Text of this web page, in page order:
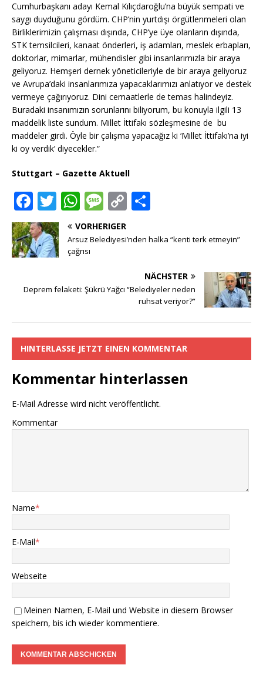
Cumhurbaşkanı adayı Kemal Kılıçdaroğlu’na büyük sempati ve
saygı duyduğunu gördüm. CHP’nin yurtdışı örgütlenmeleri olan
Birliklerimizin çalışması dışında, CHP’ye üye olanların dışında,
STK temsilcileri, kanaat önderleri, iş adamları, meslek erbapları,
doktorlar, mimarlar, mühendisler gibi insanlarımızla bir araya
geliyoruz. Hemşeri dernek yöneticileriyle de bir araya geliyoruz
ve Avrupa’daki insanlarımıza yapacaklarımızı anlatıyor ve destek
vermeye çağırıyoruz. Dini cemaatlerle de temas halindeyiz.
Buradaki insanımızın sorunlarını biliyorum, bu konuyla ilgili 13
maddelik liste sundum. Millet İttifakı sözleşmesine de bu
maddeler girdi. Öyle bir çalışma yapacağız ki ‘Millet İttifakı’na iyi
ki oy verdik’ diyecekler.“
Stuttgart – Gazette Aktuell
F
a
c
e
o
k
T
w
it
te
W
h
at
s
p
M
e
ss
e
C
p
n
le
VORHERIGER
Arsuz Belediyesi’nden halka “kenti terk etmeyin”
çağrısı
NÄCHSTER
Deprem felaketi: Şükrü Yağcı “Belediyeler neden
ruhsat veriyor?”
HINTERLASSE JETZT EINEN KOMMENTAR
Kommentar hinterlassen
E-Mail Adresse wird nicht veröffentlicht.
Kommentar
Name*
E-Mail*
Webseite
Meinen Namen, E-Mail und Website in diesem Browser
speichern, bis ich wieder kommentiere.